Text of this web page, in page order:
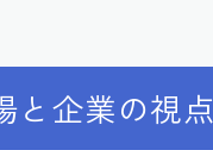
と企業の視点